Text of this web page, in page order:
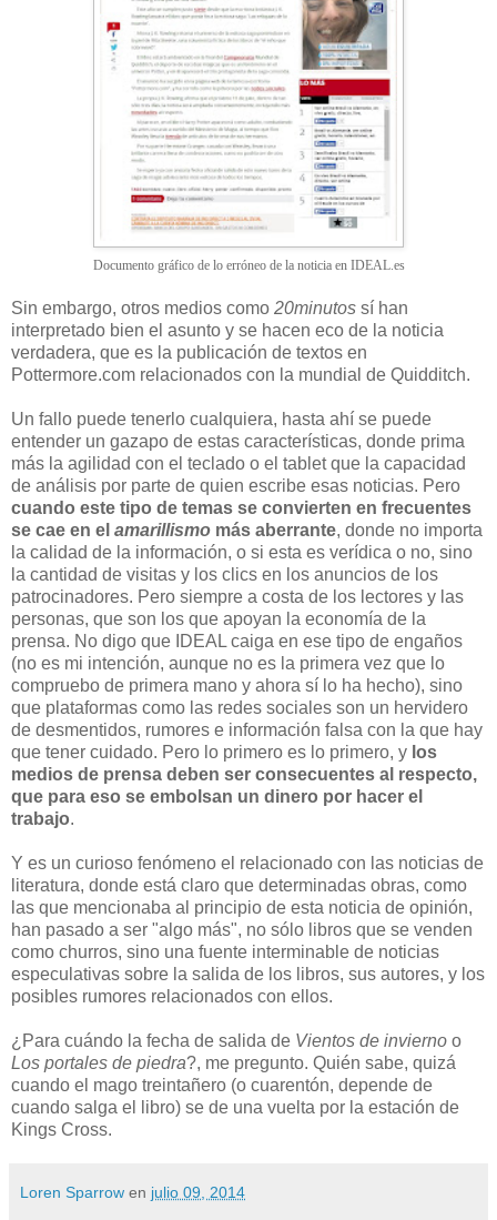
Documento gráfico de lo erróneo de la noticia en IDEAL.es
Sin embargo, otros medios como 20minutos sí han
interpretado bien el asunto y se hacen eco de la noticia
verdadera, que es la publicación de textos en
Pottermore.com relacionados con la mundial de Quidditch.
Un fallo puede tenerlo cualquiera, hasta ahí se puede
entender un gazapo de estas características, donde prima
más la agilidad con el teclado o el tablet que la capacidad
de análisis por parte de quien escribe esas noticias. Pero
cuando este tipo de temas se convierten en frecuentes
se cae en el amarillismo más aberrante, donde no importa
la calidad de la información, o si esta es verídica o no, sino
la cantidad de visitas y los clics en los anuncios de los
patrocinadores. Pero siempre a costa de los lectores y las
personas, que son los que apoyan la economía de la
prensa. No digo que IDEAL caiga en ese tipo de engaños
(no es mi intención, aunque no es la primera vez que lo
compruebo de primera mano y ahora sí lo ha hecho), sino
que plataformas como las redes sociales son un hervidero
de desmentidos, rumores e información falsa con la que hay
que tener cuidado. Pero lo primero es lo primero, y los
medios de prensa deben ser consecuentes al respecto,
que para eso se embolsan un dinero por hacer el
trabajo.
Y es un curioso fenómeno el relacionado con las noticias de
literatura, donde está claro que determinadas obras, como
las que mencionaba al principio de esta noticia de opinión,
han pasado a ser "algo más", no sólo libros que se venden
como churros, sino una fuente interminable de noticias
especulativas sobre la salida de los libros, sus autores, y los
posibles rumores relacionados con ellos.
¿Para cuándo la fecha de salida de Vientos de invierno o
Los portales de piedra?, me pregunto. Quién sabe, quizá
cuando el mago treintañero (o cuarentón, depende de
cuando salga el libro) se de una vuelta por la estación de
Kings Cross.
Loren Sparrow en julio 09, 2014